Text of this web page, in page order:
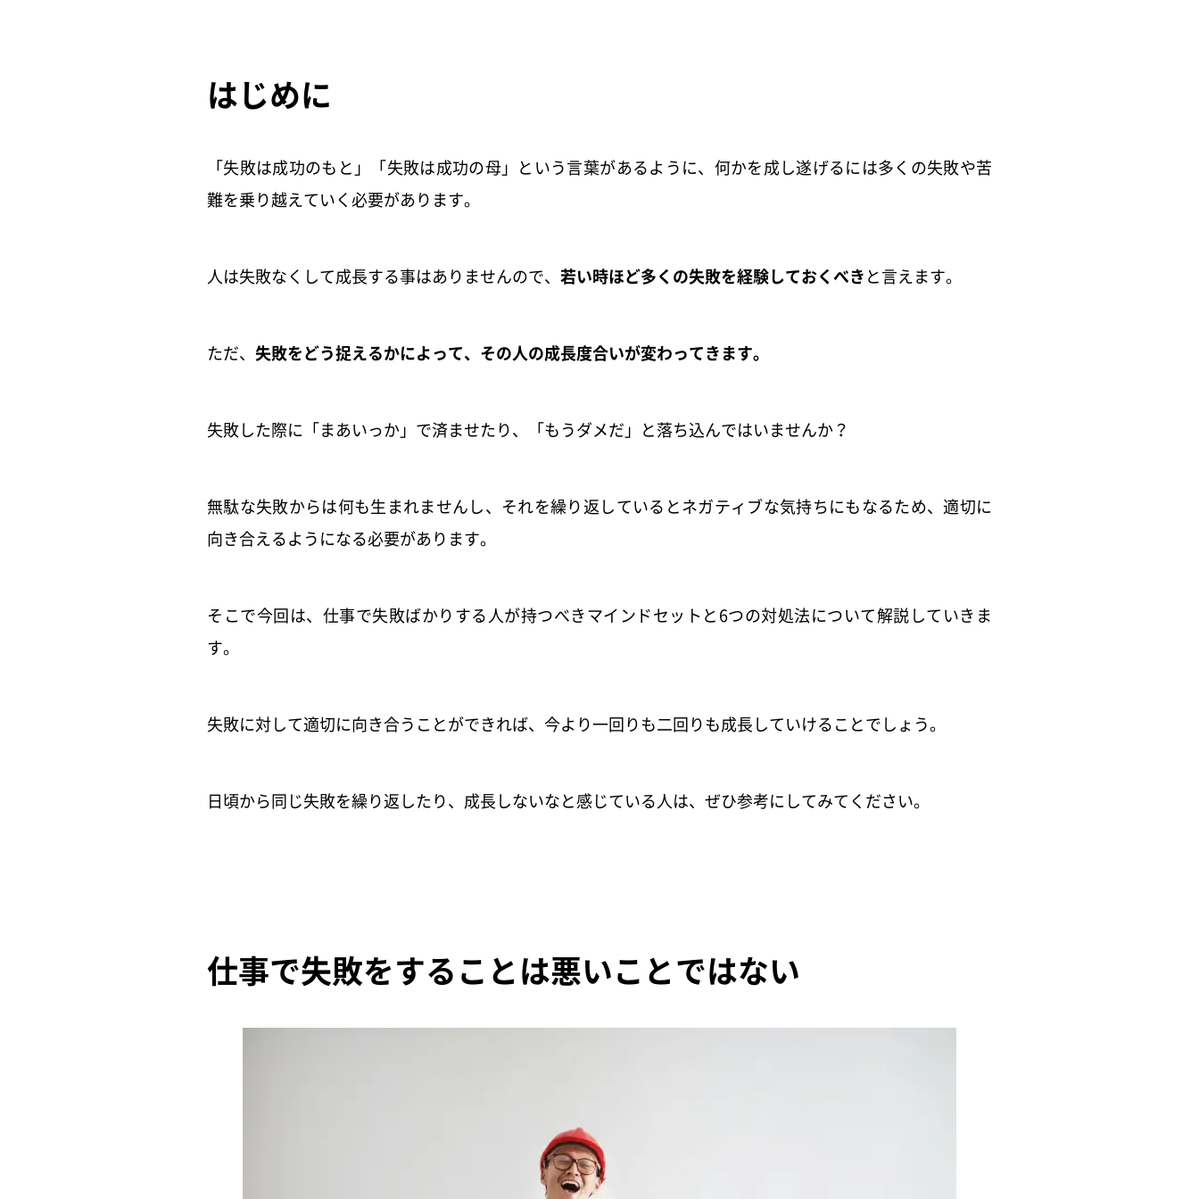
はじめに
「失敗は成功のもと」「失敗は成功の母」という言葉があるように、何かを成し遂げるには多くの失敗や苦
難を乗り越えていく必要があります。
人は失敗なくして成長する事はありませんので、 若い時ほど多くの失敗を経験しておくべきと言えます。
ただ、 失敗をどう捉えるかによって、その人の成長度合いが変わってきます。
失敗した際に「まあいっか」で済ませたり、「もうダメだ」と落ち込んではいませんか？
無駄な失敗からは何も生まれませんし、それを繰り返しているとネガティブな気持ちにもなるため、適切に
向き合えるようになる必要があります。
そこで今回は、仕事で失敗ばかりする人が持つべきマインドセットと6つの対処法について解説していきま
す。
失敗に対して適切に向き合うことができれば、今より一回りも二回りも成長していけることでしょう。
日頃から同じ失敗を繰り返したり、成長しないなと感じている人は、ぜひ参考にしてみてください。
仕事で失敗をすることは悪いことではない